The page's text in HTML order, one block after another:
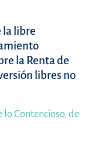
la libre
la Renta de
libres no
lo Contencioso, de